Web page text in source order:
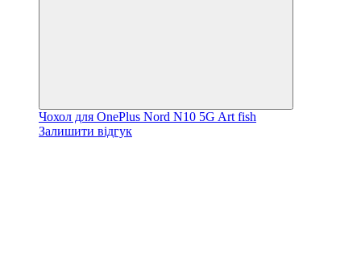
Чохол для OnePlus Nord N10 5G Art fish
Залишити відгук